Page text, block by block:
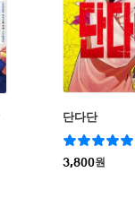
단다단
3,800원